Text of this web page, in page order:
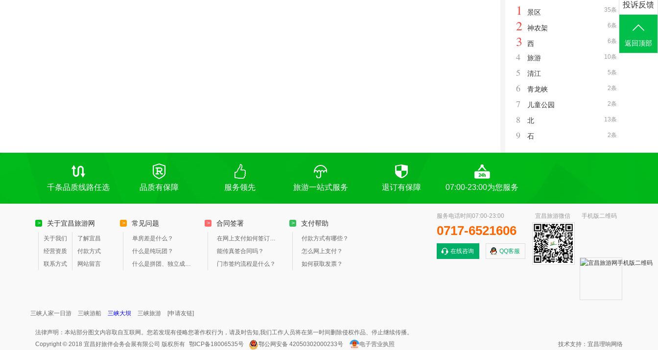
35条
1 景区
6条
2 神农架
6条
3 西
10条
4 旅游
5条
5 清江
2条
6 青龙峡
2条
7 儿童公园
13条
8 北
2条
9 石
投诉反馈
返回顶部
千条品质线路任选 品质有保障 服务领先 旅游一站式服务 退订有保障 07:00-23:00为您服务
> 关于宜昌旅游网
关于我们
了解宜昌
经营资质
付款方式
联系方式
网站留言
> 常见问题
单房差是什么？
什么是纯玩团？
什么是拼团、独立成团？
> 合同签署
在网上支付如何签订合同？
能传真签合同吗？
门市签约流程是什么？
> 支付帮助
付款方式有哪些？
怎么网上支付？
如何获取发票？
宜昌旅游微信 手机版二维码
服务电话时间07:00-23:00
0717-6521606
在线咨询 QQ客服
三峡人家一日游 三峡游船 三峡大坝 三峡旅游 [申请友链]
法律声明：本站部分图文内容取自互联网。您若发现有侵略您著作权行为，请及时告知,我们工作人员将在第一时间删除侵权作品、停止继续传播。
技术支持：宜昌理响网络
Copyright © 2018 宜昌好旅伴会务会展有限公司 版权所有 鄂ICP备18006535号 鄂公网安备 42050302000233号 电子营业执照